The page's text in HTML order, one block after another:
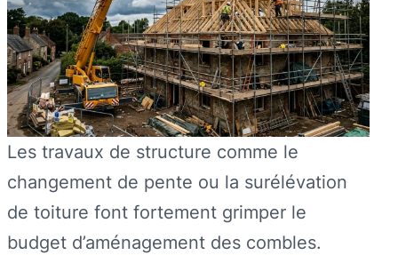
Les travaux de structure comme le
changement de pente ou la surélévation
de toiture font fortement grimper le
budget d’aménagement des combles.